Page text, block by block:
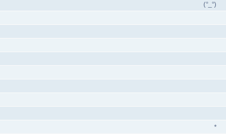
(°_°)
*